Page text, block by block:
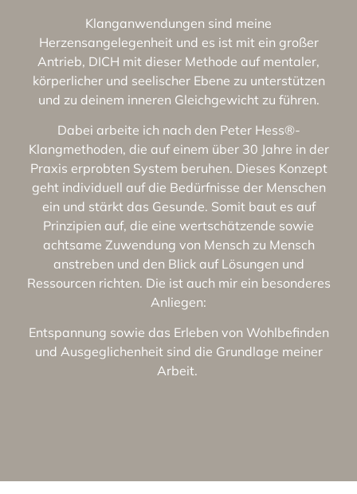
Klanganwendungen sind meine
Herzensangelegenheit und es ist mit ein großer
Antrieb, DICH mit dieser Methode auf mentaler,
körperlicher und seelischer Ebene zu unterstützen
und zu deinem inneren Gleichgewicht zu führen.
Dabei arbeite ich nach den Peter Hess®-
Klangmethoden, die auf einem über 30 Jahre in der
Praxis erprobten System beruhen. Dieses Konzept
geht individuell auf die Bedürfnisse der Menschen
ein und stärkt das Gesunde. Somit baut es auf
Prinzipien auf, die eine wertschätzende sowie
achtsame Zuwendung von Mensch zu Mensch
anstreben und den Blick auf Lösungen und
Ressourcen richten. Die ist auch mir ein besonderes
Anliegen:
Entspannung sowie das Erleben von Wohlbefinden
und Ausgeglichenheit sind die Grundlage meiner
Arbeit.